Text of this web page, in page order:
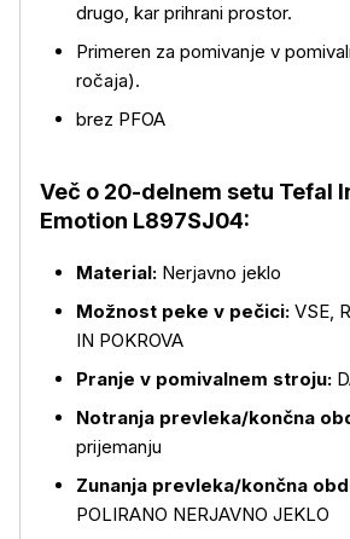
Več o izdelku
drugo, kar prihrani prostor.
Primeren za pomivanje v
ročaja).
brez PFOA
Več o 20-delnem setu Tefal
Emotion L897SJ04:
Material: Nerjavno jeklo
Možnost peke v pečici: VSE,
IN POKROVA
Pranje v pomivalnem stroju:
Notranja prevleka/končna
prijemanju
Zunanja prevleka/končna
POLIRANO NERJAVNO JEKLO